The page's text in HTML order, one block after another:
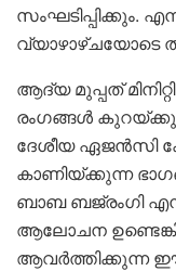
സംഘടിപ്പിക്കും.
വ്യാഴാഴ്ചയോടെ
ആദ്യ മുപ്പത്
രംഗങ്ങൾ
ദേശീയ ഏജൻസി
കാണിയ്ക്കുന്ന
ബാബ ബജ്‌രംഗി
ആലോചന
ആവർത്തിക്കുന്ന ഈ